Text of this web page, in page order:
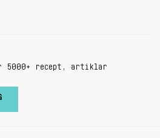
recept, artiklar